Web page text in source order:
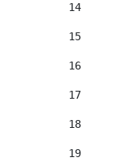
14
15
16
17
18
19